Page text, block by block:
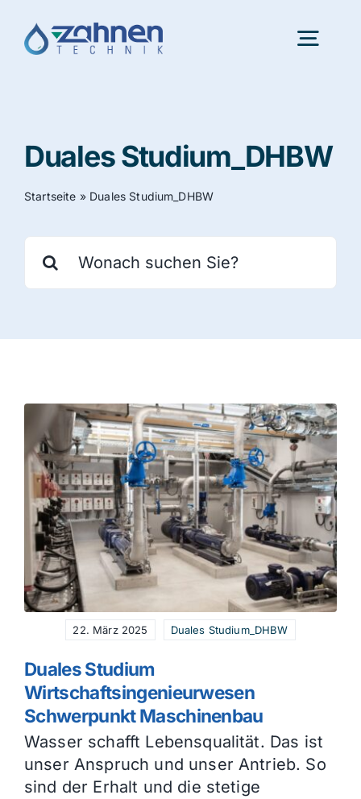
content
Innovation
Über uns
Blog
Beratung buchen
Duales Studium_DHBW
Startseite » Duales Studium_DHBW
for:
22. März 2025 Duales Studium_DHBW
Duales Studium
Wirtschaftsingenieurwesen
Schwerpunkt Maschinenbau
Wasser schafft Lebensqualität. Das ist
unser Anspruch und unser Antrieb. So
sind der Erhalt und die stetige